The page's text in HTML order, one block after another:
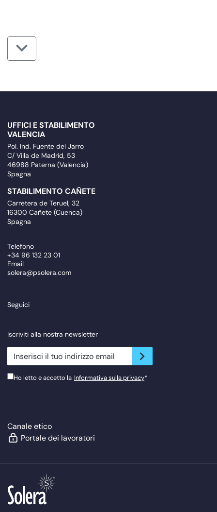
UFFICI E STABILIMENTO
VALENCIA
Pol. Ind. Fuente del Jarro
C/ Villa de Madrid, 53
46988 Paterna (Valencia)
Spagna
STABILIMENTO CAÑETE
Carretera de Teruel, 32
16300 Cañete (Cuenca)
Spagna
Telefono
+34 96 132 23 01
Email
solera@psolera.com
Seguici
Iscriviti alla nostra newsletter
newsletter.suscribe
Ho letto e accetto la Informativa sulla privacy*
Canale etico
Portale dei lavoratori